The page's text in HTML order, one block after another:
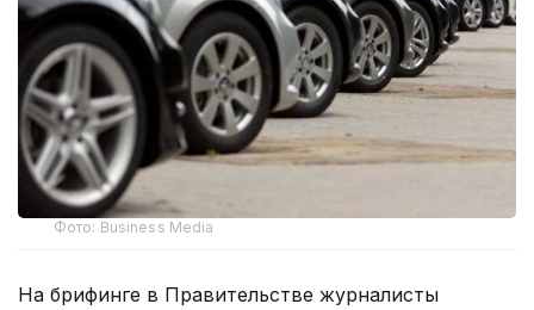
Фото: Business Media
На брифинге в Правительстве журналисты